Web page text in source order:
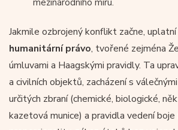
Jakmile ozbrojený konflikt začne,
humanitární právo, tvořené zejména
úmluvami a Haagskými pravidly. Ta
a civilních objektů, zacházení s
určitých zbraní (chemické, biologické,
kazetová munice) a pravidla vedení boje